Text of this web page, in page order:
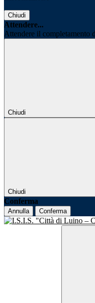
Chiudi
Attendere...
Attendere il completamento
Chiudi
Chiudi
Conferma
Annulla Conferma